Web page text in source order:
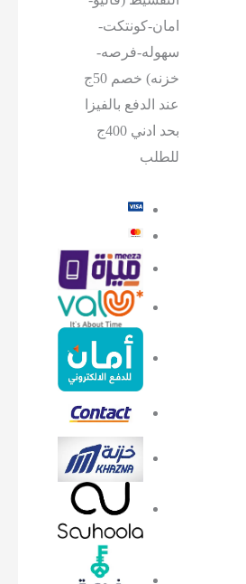
امان-كونتكت-
سهوله-فرصه-
خزنه) خصم 50ج
عند الدفع بالفيزا
بحد ادني 400ج